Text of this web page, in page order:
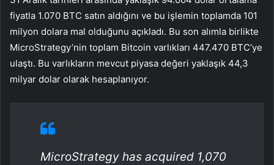
fiyatla 1.070 BTC satın aldığını ve bu işlemin toplamda 101
milyon dolara mal olduğunu açıkladı. Bu son alımla birlikte
MicroStrategy’nin toplam Bitcoin varlıkları 447.470 BTC’ye
ulaştı. Bu varlıkların mevcut piyasa değeri yaklaşık 44,3
milyar dolar olarak hesaplanıyor.
MicroStrategy has acquired 1,070